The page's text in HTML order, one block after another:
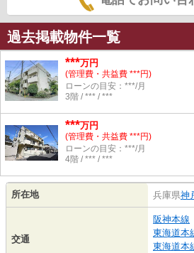
過去掲載物件一覧
***万円
(管理費・共益費 ***円)
ローンの目安：***/月
3階 / *** / ***
***万円
(管理費・共益費 ***円)
ローンの目安：***/月
4階 / *** / ***
所在地 兵庫県神
交通
阪神本線
東海道本
東海道本